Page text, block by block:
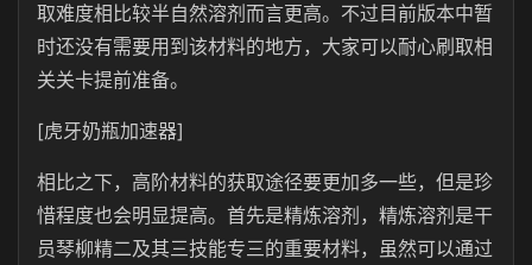
取难度相比较半自然溶剂而言更高。不过目前版本中暂
时还没有需要用到该材料的地方，大家可以耐心刷取相
关关卡提前准备。
[虎牙奶瓶加速器]
相比之下，高阶材料的获取途径要更加多一些，但是珍
惜程度也会明显提高。首先是精炼溶剂，精炼溶剂是干
员琴柳精二及其三技能专三的重要材料，虽然可以通过